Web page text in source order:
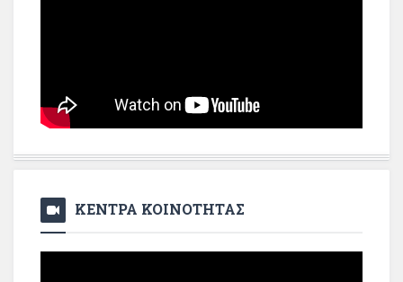
ΚΕΝΤΡΑ ΚΟΙΝΟΤΗΤΑΣ